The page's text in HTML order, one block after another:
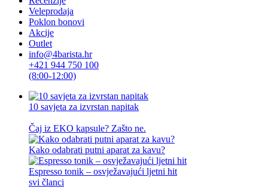
Veleprodaja
Poklon bonovi
Akcije
Outlet
info@4barista.hr
+421 944 750 100
(8:00-12:00)
10 savjeta za izvrstan napitak
Čaj iz EKO kapsule? Zašto ne.
Kako odabrati putni aparat za kavu?
Espresso tonik – osvježavajući ljetni hit
svi članci